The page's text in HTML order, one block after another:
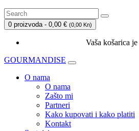
0 proizvoda - 0,00 € (0,00 Kn)
Vaša košarica
GOURMANDISE
O nama
O nama
Zašto mi
Partneri
Kako kupovati i kako platiti
Kontakt